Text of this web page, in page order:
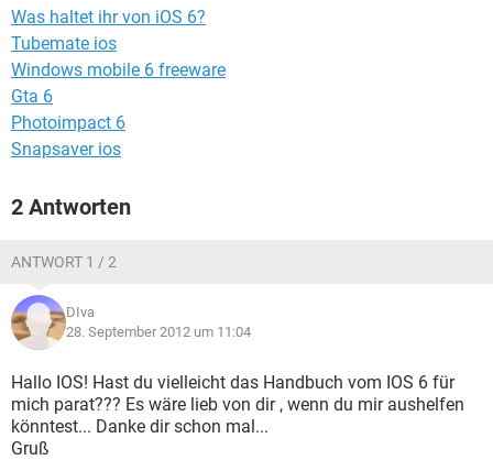
Was haltet ihr von iOS 6?
Tubemate ios
Windows mobile 6 freeware
Gta 6
Photoimpact 6
Snapsaver ios
2 Antworten
ANTWORT 1 / 2
DIva
28. September 2012 um 11:04
Hallo IOS! Hast du vielleicht das Handbuch vom IOS 6 für
mich parat??? Es wäre lieb von dir , wenn du mir aushelfen
könntest... Danke dir schon mal...
Gruß